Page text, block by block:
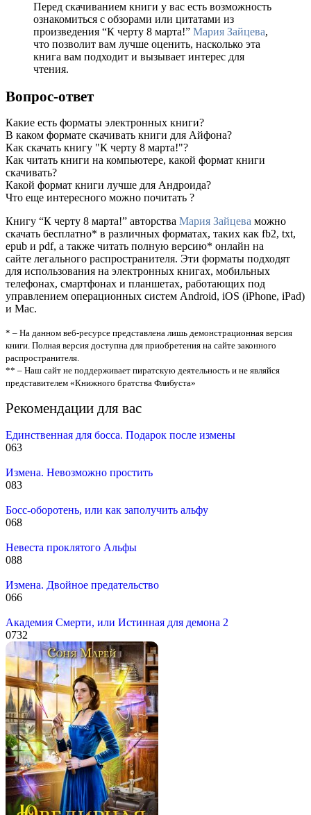
Перед скачиванием книги у вас есть возможность
ознакомиться с обзорами или цитатами из
произведения “К черту 8 марта!” Мария Зайцева,
что позволит вам лучше оценить, насколько эта
книга вам подходит и вызывает интерес для
чтения.
Вопрос-ответ
Какие есть форматы электронных книги?
В каком формате скачивать книги для Айфона?
Как скачать книгу "К черту 8 марта!"?
Как читать книги на компьютере, какой формат книги
скачивать?
Какой формат книги лучше для Андроида?
Что еще интересного можно почитать ?
Книгу “К черту 8 марта!” авторства Мария Зайцева можно
скачать бесплатно* в различных форматах, таких как fb2, txt,
epub и pdf, а также читать полную версию* онлайн на
сайте легального распространителя. Эти форматы подходят
для использования на электронных книгах, мобильных
телефонах, смартфонах и планшетах, работающих под
управлением операционных систем Android, iOS (iPhone, iPad)
и Mac.
* – На данном веб-ресурсе представлена лишь демонстрационная версия
книги. Полная версия доступна для приобретения на сайте законного
распространителя.
** – Наш сайт не поддерживает пиратскую деятельность и не являйся
представителем «Книжного братства Флибуста»
Рекомендации для вас
Единственная для босса. Подарок после измены
063
Измена. Невозможно простить
083
Босс-оборотень, или как заполучить альфу
068
Невеста проклятого Альфы
088
Измена. Двойное предательство
066
Академия Смерти, или Истинная для демона 2
0732